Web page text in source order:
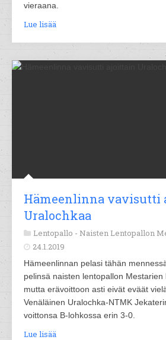
vieraana.
Lue lisää
Hämeenlinna vavisutti
Uralochkaa
Lentopallo - Naisten Lentopallon
24.1.2019
Hämeenlinnan pelasi tähän
pelinsä naisten lentopallon Mestarien
mutta erävoittoon asti eivät eväät
Venäläinen Uralochka-NTMK
voittonsa B-lohkossa erin 3-0.
Lue lisää